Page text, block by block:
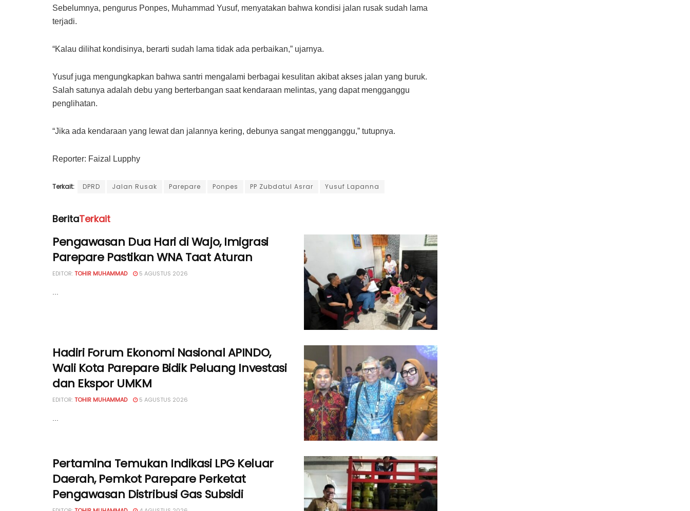
Sebelumnya, pengurus Ponpes, Muhammad Yusuf, menyatakan bahwa kondisi jalan rusak sudah lama
terjadi.
“Kalau dilihat kondisinya, berarti sudah lama tidak ada perbaikan,” ujarnya.
Yusuf juga mengungkapkan bahwa santri mengalami berbagai kesulitan akibat akses jalan yang buruk.
Salah satunya adalah debu yang berterbangan saat kendaraan melintas, yang dapat mengganggu
penglihatan.
“Jika ada kendaraan yang lewat dan jalannya kering, debunya sangat mengganggu,” tutupnya.
Reporter: Faizal Lupphy
Terkait: DPRD Jalan Rusak Parepare Ponpes PP Zubdatul Asrar Yusuf Lapanna
BeritaTerkait
Pengawasan Dua Hari di Wajo, Imigrasi
Parepare Pastikan WNA Taat Aturan
EDITOR:TOHIR MUHAMMAD 5 AGUSTUS 2026
...
Hadiri Forum Ekonomi Nasional APINDO,
Wali Kota Parepare Bidik Peluang Investasi
dan Ekspor UMKM
EDITOR:TOHIR MUHAMMAD 5 AGUSTUS 2026
Pertamina Temukan Indikasi LPG Keluar
Daerah, Pemkot Parepare Perketat
Pengawasan Distribusi Gas Subsidi